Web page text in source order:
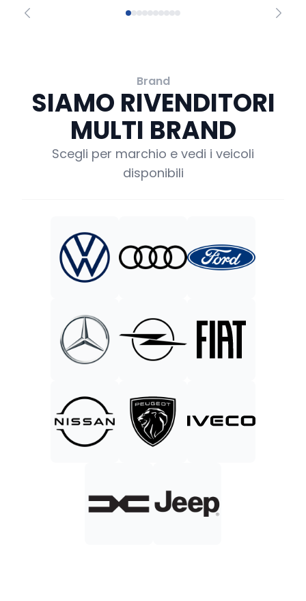
Brand
SIAMO RIVENDITORI
MULTI BRAND
Scegli per marchio e vedi i veicoli
disponibili